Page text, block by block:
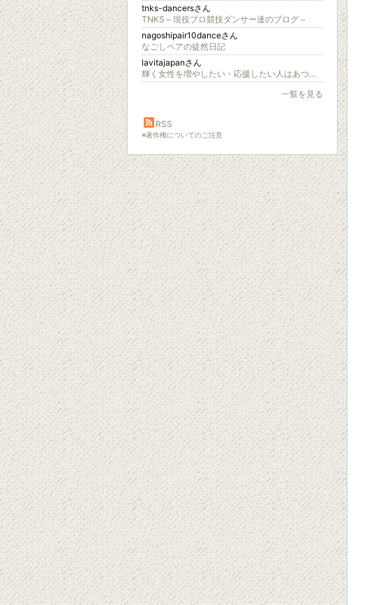
tnks-dancersさん
TNKS～現役プロ競技ダンサー達のブログ～
nagoshipair10danceさん
なごしペアの徒然日記
lavitajapanさん
輝く女性を増やしたい・応援したい人はあつまれ〜♪
一覧を見る
RSS
※著作権についてのご注意